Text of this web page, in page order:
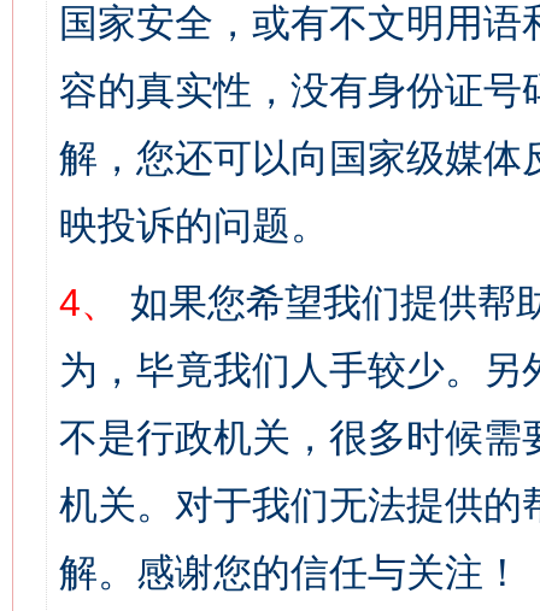
国家安全，或有不文明用
容的真实性，没有身份证
解，您还可以向国家级媒
映投诉的问题。
4、
如果您希望我们提供帮
为，毕竟我们人手较少。
不是行政机关，很多时候
机关。对于我们无法提供
解。感谢您的信任与关注！